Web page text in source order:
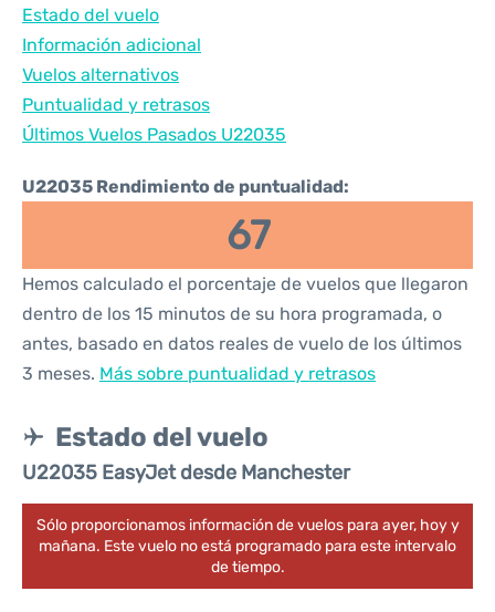
Estado del vuelo
Información adicional
Vuelos alternativos
Puntualidad y retrasos
Últimos Vuelos Pasados U22035
U22035 Rendimiento de puntualidad:
67
Hemos calculado el porcentaje de vuelos que llegaron
dentro de los 15 minutos de su hora programada, o
antes, basado en datos reales de vuelo de los últimos
3 meses. Más sobre puntualidad y retrasos
Estado del vuelo
U22035 EasyJet desde Manchester
Sólo proporcionamos información de vuelos para ayer, hoy y
mañana. Este vuelo no está programado para este intervalo
de tiempo.